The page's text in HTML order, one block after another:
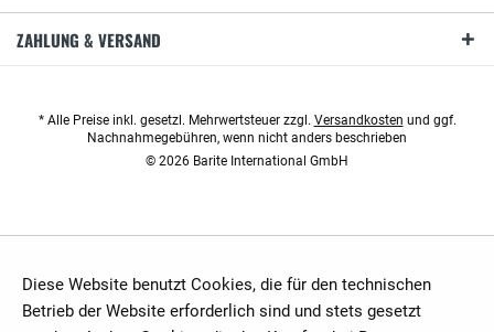
ZAHLUNG & VERSAND
* Alle Preise inkl. gesetzl. Mehrwertsteuer zzgl. Versandkosten und ggf.
Nachnahmegebühren, wenn nicht anders beschrieben
© 2026 Barite International GmbH
Diese Website benutzt Cookies, die für den technischen
Betrieb der Website erforderlich sind und stets gesetzt